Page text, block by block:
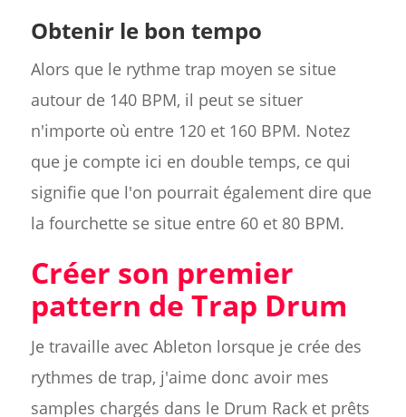
Obtenir le bon tempo
Alors que le rythme trap moyen se situe
autour de 140 BPM, il peut se situer
n'importe où entre 120 et 160 BPM. Notez
que je compte ici en double temps, ce qui
signifie que l'on pourrait également dire que
la fourchette se situe entre 60 et 80 BPM.
Créer son premier
pattern de Trap Drum
Je travaille avec Ableton lorsque je crée des
rythmes de trap, j'aime donc avoir mes
samples chargés dans le Drum Rack et prêts